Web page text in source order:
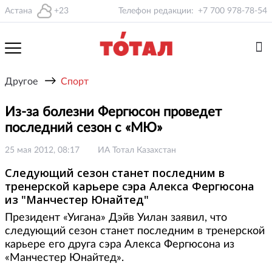
Астана +23 Телефон редакции: +7 700 978-78-54
Другое → Спорт
Из-за болезни Фергюсон проведет
последний сезон с «МЮ»
25 мая 2012, 08:17 ИА Тотал Казахстан
Cледующий сезон станет последним в
тренерской карьере сэра Алекса Фергюсона
из "Манчестер Юнайтед"
Президент «Уигана» Дэйв Уилан заявил, что
следующий сезон станет последним в тренерской
карьере его друга сэра Алекса Фергюсона из
«Манчестер Юнайтед».